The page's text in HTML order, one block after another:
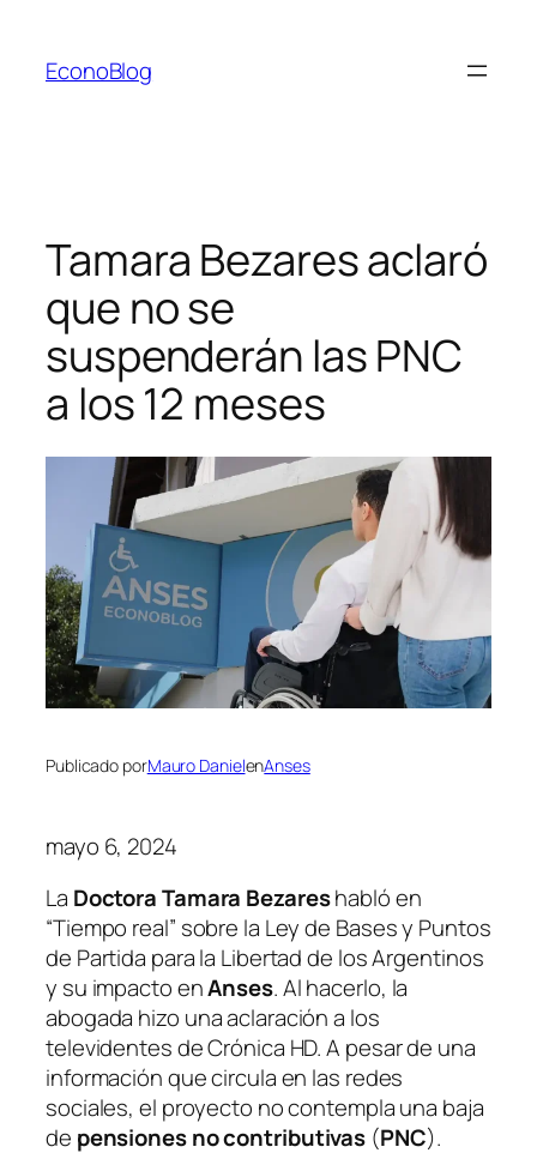
contenido
EconoBlog
Tamara Bezares aclaró
que no se
suspenderán las PNC
a los 12 meses
Publicado porMauro DanielenAnses
mayo 6, 2024
La Doctora Tamara Bezareshabló en
“Tiempo real” sobre la Ley de Bases y Puntos
de Partida para la Libertad de los Argentinos
y su impacto enAnses. Al hacerlo, la
abogada hizo una aclaración a los
televidentes de Crónica HD. A pesar de una
información que circula en las redes
sociales, el proyecto no contempla una baja
de pensiones no contributivas (PNC).